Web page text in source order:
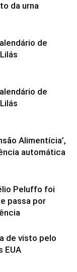
da urna
de
de
Alimentícia’,
automática
Peluffo foi
passa por
de visto pelo
EUA